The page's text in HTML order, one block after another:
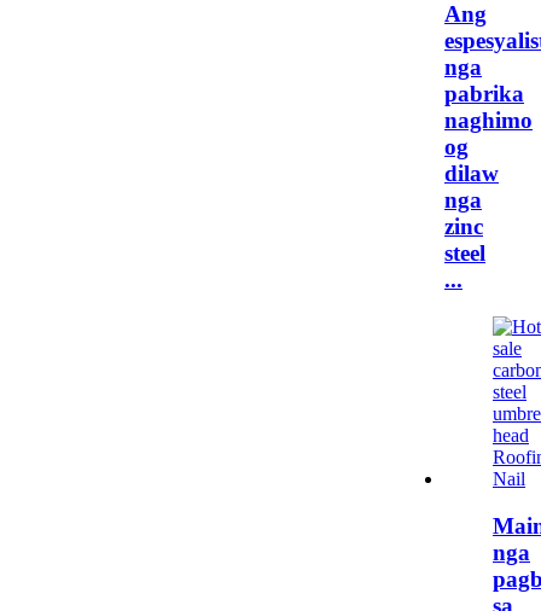
Ang
nga
pabrika
naghimo
og
dilaw
nga
zinc
steel
...
nga
sa